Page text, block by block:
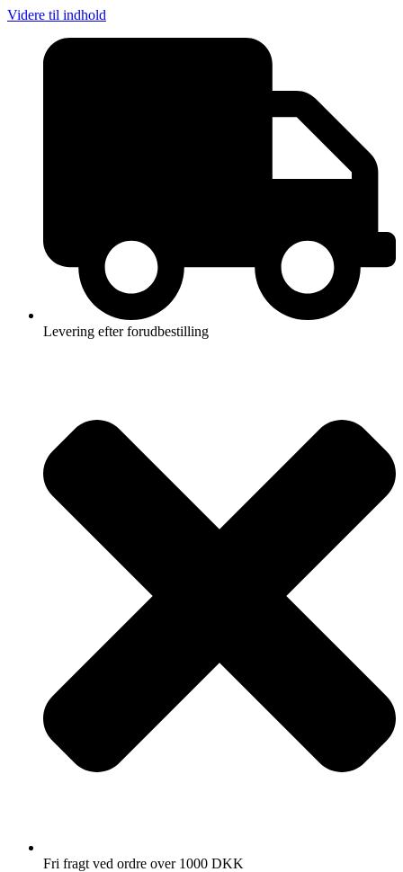
Videre til indhold
Levering efter forudbestilling
Fri fragt ved ordre over 1000 DKK